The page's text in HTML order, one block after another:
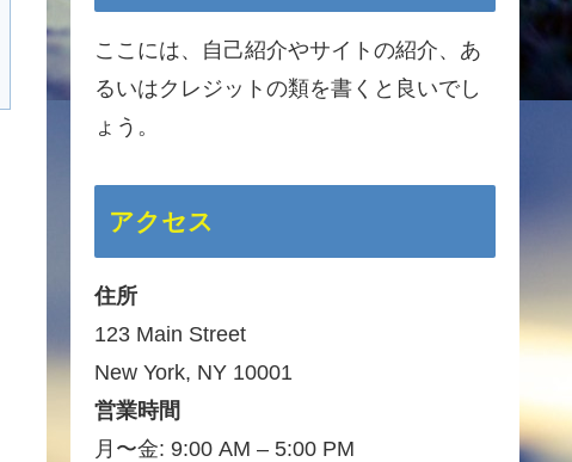
ここには、自己紹介やサイトの紹介、あ
るいはクレジットの類を書くと良いでし
ょう。
アクセス
住所
123 Main Street
New York, NY 10001
営業時間
月〜金: 9:00 AM – 5:00 PM